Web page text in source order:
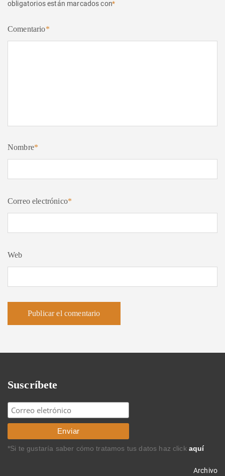
obligatorios están marcados con*
Comentario*
Nombre*
Correo electrónico*
Web
Suscríbete
*Si te gustaría saber cómo tratamos tus datos haz click aquí
Archivo